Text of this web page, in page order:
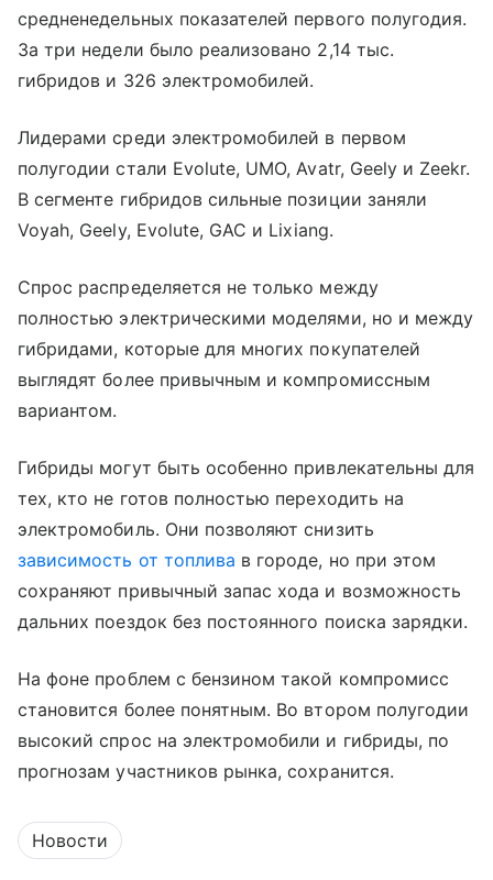
средненедельных показателей первого полугодия.
За три недели было реализовано 2,14 тыс.
гибридов и 326 электромобилей.
Лидерами среди электромобилей в первом
полугодии стали Evolute, UMO, Avatr, Geely и Zeekr.
В сегменте гибридов сильные позиции заняли
Voyah, Geely, Evolute, GAC и Lixiang.
Спрос распределяется не только между
полностью электрическими моделями, но и между
гибридами, которые для многих покупателей
выглядят более привычным и компромиссным
вариантом.
Гибриды могут быть особенно привлекательны для
тех, кто не готов полностью переходить на
электромобиль. Они позволяют снизить
зависимость от топлива в городе, но при этом
сохраняют привычный запас хода и возможность
дальних поездок без постоянного поиска зарядки.
На фоне проблем с бензином такой компромисс
становится более понятным. Во втором полугодии
высокий спрос на электромобили и гибриды, по
прогнозам участников рынка, сохранится.
Новости